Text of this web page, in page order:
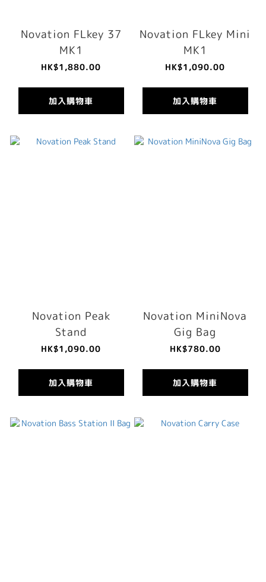
Novation FLkey 37
MK1
HK$1,880.00
加入購物車
Novation FLkey Mini
MK1
HK$1,090.00
加入購物車
Novation Peak
Stand
HK$1,090.00
加入購物車
Novation MiniNova
Gig Bag
HK$780.00
加入購物車